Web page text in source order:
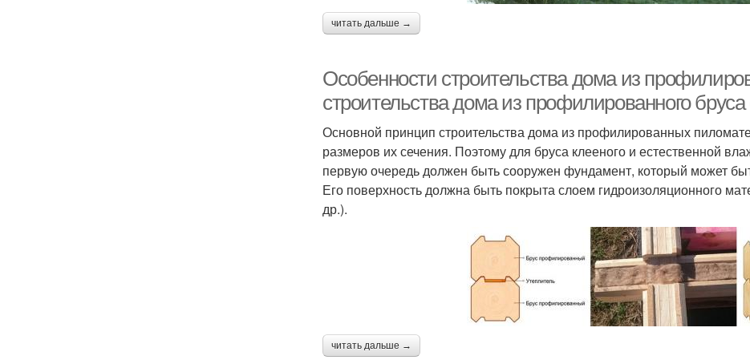
читать дальше →
Особенности строительства дома из
строительства дома из профилированного
Основной принцип строительства дома из профилированных
размеров их сечения. Поэтому для бруса клееного и естественной
первую очередь должен быть сооружен фундамент, который может
Его поверхность должна быть покрыта слоем гидроизоляционного
др.).
читать дальше →